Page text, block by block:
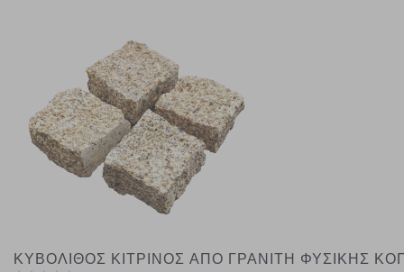
ΚΥΒΟΛΙΘΟΣ ΚΙΤΡΙΝΟΣ ΑΠΟ ΓΡΑΝΙΤΗ ΦΥΣΙΚΗΣ